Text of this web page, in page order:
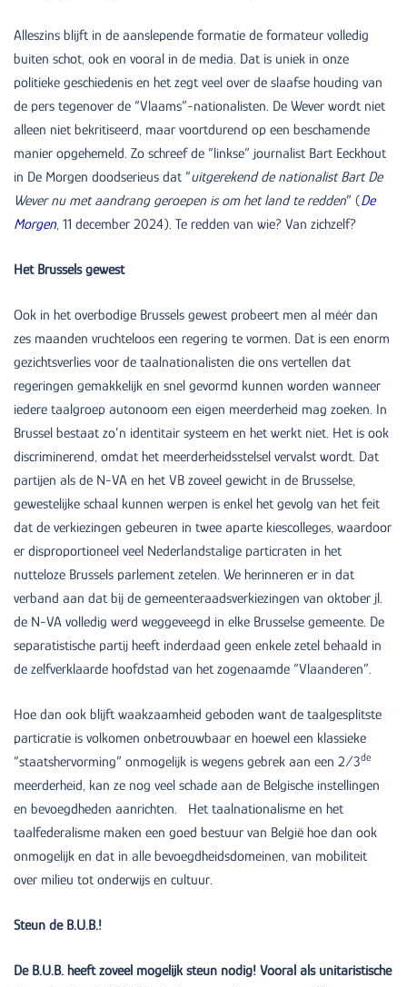
Alleszins blijft in de aanslepende formatie de formateur volledig
buiten schot, ook en vooral in de media. Dat is uniek in onze
politieke geschiedenis en het zegt veel over de slaafse houding van
de pers tegenover de “Vlaams”-nationalisten. De Wever wordt niet
alleen niet bekritiseerd, maar voortdurend op een beschamende
manier opgehemeld. Zo schreef de “linkse” journalist Bart Eeckhout
in De Morgen doodserieus dat “uitgerekend de nationalist Bart De
Wever nu met aandrang geroepen is om het land te redden” (De
Morgen, 11 december 2024). Te redden van wie? Van zichzelf?
Het Brussels gewest
Ook in het overbodige Brussels gewest probeert men al méér dan
zes maanden vruchteloos een regering te vormen. Dat is een enorm
gezichtsverlies voor de taalnationalisten die ons vertellen dat
regeringen gemakkelijk en snel gevormd kunnen worden wanneer
iedere taalgroep autonoom een eigen meerderheid mag zoeken. In
Brussel bestaat zo’n identitair systeem en het werkt niet. Het is ook
discriminerend, omdat het meerderheidsstelsel vervalst wordt. Dat
partijen als de N-VA en het VB zoveel gewicht in de Brusselse,
gewestelijke schaal kunnen werpen is enkel het gevolg van het feit
dat de verkiezingen gebeuren in twee aparte kiescolleges, waardoor
er disproportioneel veel Nederlandstalige particraten in het
nutteloze Brussels parlement zetelen. We herinneren er in dat
verband aan dat bij de gemeenteraadsverkiezingen van oktober jl.
de N-VA volledig werd weggeveegd in elke Brusselse gemeente. De
separatistische partij heeft inderdaad geen enkele zetel behaald in
de zelfverklaarde hoofdstad van het zogenaamde “Vlaanderen”.
Hoe dan ook blijft waakzaamheid geboden want de taalgesplitste
particratie is volkomen onbetrouwbaar en hoewel een klassieke
“staatshervorming” onmogelijk is wegens gebrek aan een 2/3de
meerderheid, kan ze nog veel schade aan de Belgische instellingen
en bevoegdheden aanrichten. Het taalnationalisme en het
taalfederalisme maken een goed bestuur van België hoe dan ook
onmogelijk en dat in alle bevoegdheidsdomeinen, van mobiliteit
over milieu tot onderwijs en cultuur.
Steun de B.U.B.!
De B.U.B. heeft zoveel mogelijk steun nodig! Vooral als unitaristische